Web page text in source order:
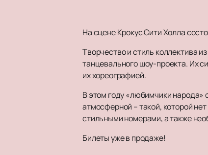
На сцене Крокус Сити Холла
Творчество и стиль коллектива
танцевального шоу-проекта. Их
их хореографией.
В этом году «любимчики народа»
атмосферной – такой, которой
стильными номерами, а также
Билеты уже в продаже!